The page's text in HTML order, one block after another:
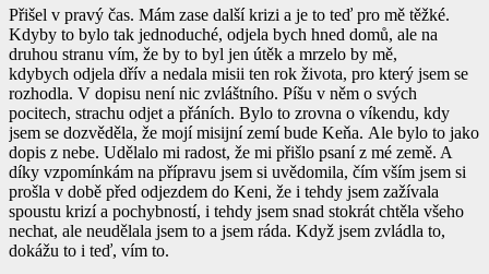
Přišel v pravý čas. Mám zase další krizi a je to teď pro mě těžké.
Kdyby to bylo tak jednoduché, odjela bych hned domů, ale na
druhou stranu vím, že by to byl jen útěk a mrzelo by mě,
kdybych odjela dřív a nedala misii ten rok života, pro který jsem se
rozhodla. V dopisu není nic zvláštního. Píšu v něm o svých
pocitech, strachu odjet a přáních. Bylo to zrovna o víkendu, kdy
jsem se dozvěděla, že mojí misijní zemí bude Keňa. Ale bylo to jako
dopis z nebe. Udělalo mi radost, že mi přišlo psaní z mé země. A
díky vzpomínkám na přípravu jsem si uvědomila, čím vším jsem si
prošla v době před odjezdem do Keni, že i tehdy jsem zažívala
spoustu krizí a pochybností, i tehdy jsem snad stokrát chtěla všeho
nechat, ale neudělala jsem to a jsem ráda. Když jsem zvládla to,
dokážu to i teď, vím to.